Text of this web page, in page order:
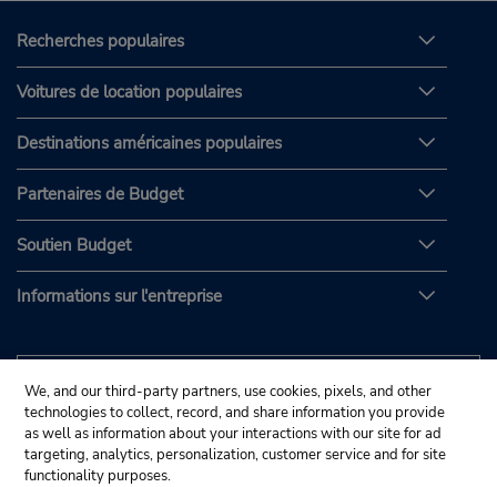
Recherches populaires
Voitures de location populaires
Destinations américaines populaires
Partenaires de Budget
Soutien Budget
Informations sur l'entreprise
We, and our third-party partners, use cookies, pixels, and other
technologies to collect, record, and share information you provide
as well as information about your interactions with our site for ad
targeting, analytics, personalization, customer service and for site
functionality purposes.